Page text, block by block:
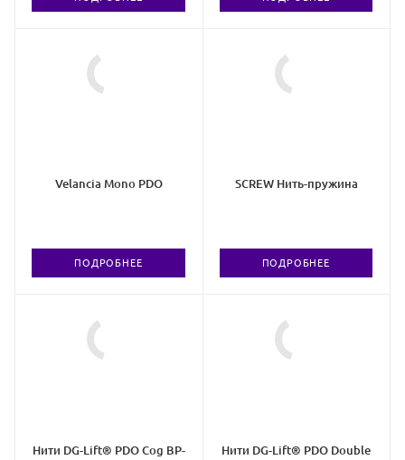
Velancia Mono PDO
ПОДРОБНЕЕ
SCREW Нить-пружина
ПОДРОБНЕЕ
Нити DG-Lift® PDO Cog BP-
Нити DG-Lift® PDO Double